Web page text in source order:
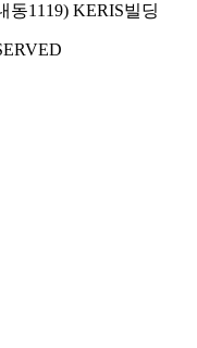
동1119) KERIS빌딩